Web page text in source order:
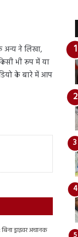
ने लिखा,
भी रूप में या
के बारे में आप